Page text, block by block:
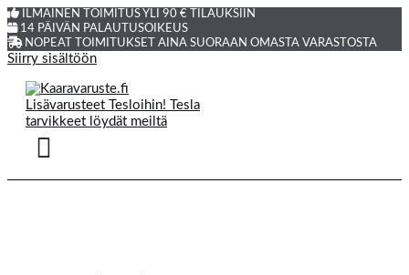
ILMAINEN TOIMITUS YLI 90 € TILAUKSIIN
14 PÄIVÄN PALAUTUSOIKEUS
NOPEAT TOIMITUKSET AINA SUORAAN OMASTA VARASTOSTA
Siirry sisältöön